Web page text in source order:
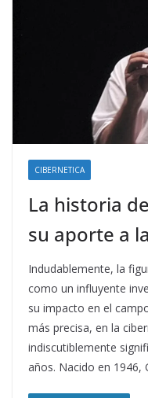
CIBERNETICA
La historia
su aporte a
Indudablemente, la
como un influyente
su impacto en el
más precisa, en la
indiscutiblemente
años. Nacido en 1946,